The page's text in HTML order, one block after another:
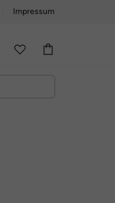
Impressum